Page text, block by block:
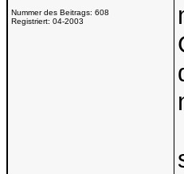
Nummer des Beitrags: 608
Registriert: 04-2003